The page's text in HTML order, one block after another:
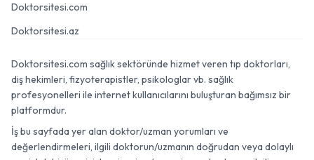
Doktorsitesi.com
Doktorsitesi.az
Doktorsitesi.com sağlık sektöründe hizmet veren tıp doktorları,
diş hekimleri, fizyoterapistler, psikologlar vb. sağlık
profesyonelleri ile internet kullanıcılarını buluşturan bağımsız bir
platformdur.
İş bu sayfada yer alan doktor/uzman yorumları ve
değerlendirmeleri, ilgili doktorun/uzmanın doğrudan veya dolaylı